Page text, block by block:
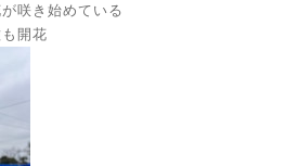
咲き始めている
開花